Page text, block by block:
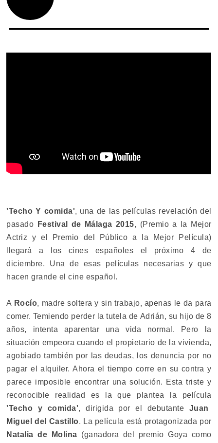
'Techo Y comida', una de las películas revelación del
pasado Festival de Málaga 2015, (Premio a la Mejor
Actriz y el Premio del Público a la Mejor Película)
llegará a los cines españoles el próximo 4 de
diciembre. Una de esas películas necesarias y que
hacen grande el cine español.
A Rocío, madre soltera y sin trabajo, apenas le da para
comer. Temiendo perder la tutela de Adrián, su hijo de 8
años, intenta aparentar una vida normal. Pero la
situación empeora cuando el propietario de la vivienda,
agobiado también por las deudas, los denuncia por no
pagar el alquiler. Ahora el tiempo corre en su contra y
parece imposible encontrar una solución. Esta triste y
reconocible realidad es la que plantea la película
'Techo y comida', dirigida por el debutante Juan
Miguel del Castillo. La película está protagonizada por
Natalia de Molina (ganadora del premio Goya como